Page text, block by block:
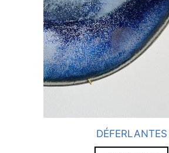
DÉFERLANTES